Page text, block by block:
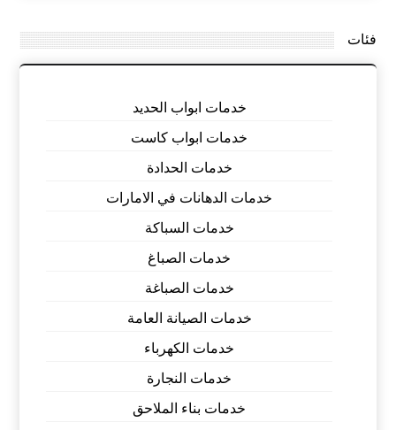
فئات
خدمات ابواب الحديد
خدمات ابواب كاست
خدمات الحدادة
خدمات الدهانات في الامارات
خدمات السباكة
خدمات الصباغ
خدمات الصباغة
خدمات الصيانة العامة
خدمات الكهرباء
خدمات النجارة
خدمات بناء الملاحق